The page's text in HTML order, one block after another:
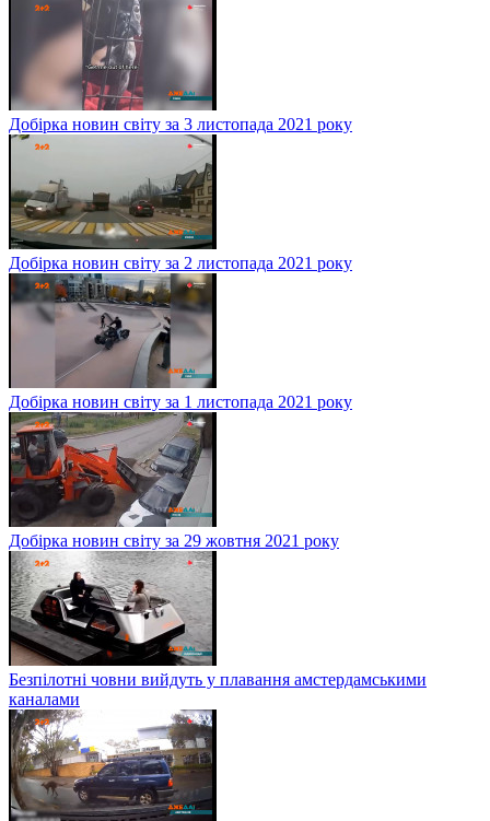
Добірка новин світу за 3 листопада 2021 року
Добірка новин світу за 2 листопада 2021 року
Добірка новин світу за 1 листопада 2021 року
Добірка новин світу за 29 жовтня 2021 року
Безпілотні човни вийдуть у плавання амстердамськими
каналами